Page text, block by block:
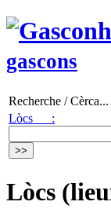
gascons
Recherche / Cèrca...
Lòcs :
Lòcs